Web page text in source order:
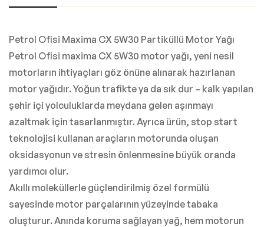
Petrol Ofisi Maxima CX 5W30 Partiküllü Motor Yağı
Petrol Ofisi maxima CX 5W30 motor yağı, yeni nesil
motorların ihtiyaçları göz önüne alınarak hazırlanan
motor yağıdır. Yoğun trafikte ya da sık dur – kalk yapılan
şehir içi yolculuklarda meydana gelen aşınmayı
azaltmak için tasarlanmıştır. Ayrıca ürün, stop start
teknolojisi kullanan araçların motorunda oluşan
oksidasyonun ve stresin önlenmesine büyük oranda
yardımcı olur.
Akıllı moleküllerle güçlendirilmiş özel formülü
sayesinde motor parçalarının yüzeyinde tabaka
oluşturur. Anında koruma sağlayan yağ, hem motorun